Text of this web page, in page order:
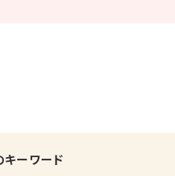
キーワード